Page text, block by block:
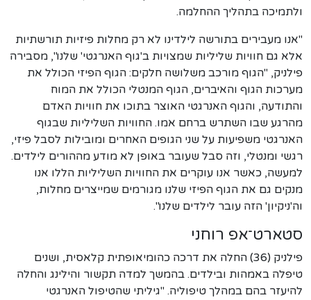
ולתמיכה בתהליך ההחלמה.
"אנו מעבירים בתורשה לילדינו לא רק מחלות פיזיות תורשתיות
אלא גם חוויות שליליות שמצויות ב'גוף האנרגטי' שלנו", מסבירה
פילניק, "הגוף מורכב משלושה חלקים: הגוף הפיזי הכולל את
מערכות הגוף והאיברים, הגוף המנטלי הכולל את המוח
והתודעה, והגוף האנרגטי האוצר בתוכו את חוויות האדם
מהרגע שבו השתרש ברחם אמו. החוויות השליליות שבגוף
האנרגטי משפיעות על שני הגופים האחרים ומובילות לסבל פיזי,
רגשי ומנטלי, וזה סבל שעובר באופן לא מודע מההורים לילדים.
למעשה, כאשר אנו עוקרים את החוויות השליליות הללו אנו
מנקים גם את הגוף הפיזי שלנו מגורמים שמייצרים מחלות,
וה'ניקיון' הזה עובר לילדים שלנו".
סטארט־אפ רוחני
פילניק (36) החלה את דרכה כהומיאופתית קלאסית, ושנים
טיפלה באמהות ובילדים. בהמשך למדה תקשור והילינג והחלה
להיעזר בהם במהלך טיפוליה. "גיליתי שהטיפול האנרגטי